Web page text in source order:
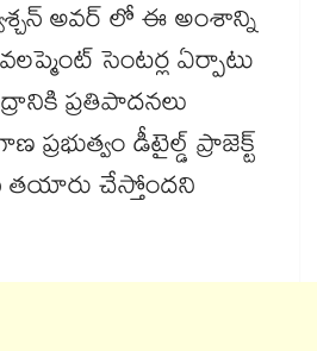
అవర్ లో ఈ అంశాన్ని
సెంటర్ల ఏర్పాటు
ప్రతిపాదనలు
ప్రభుత్వం డీటైల్డ్ ప్రాజెక్ట్
తయారు చేస్తోందని